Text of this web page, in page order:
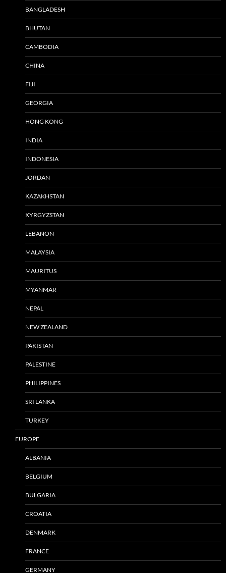
BANGLADESH
BHUTAN
CAMBODIA
CHINA
FIJI
GEORGIA
HONG KONG
INDIA
INDONESIA
JORDAN
KAZAKHSTAN
KYRGYZSTAN
LEBANON
MALAYSIA
MAURITUS
MYANMAR
NEPAL
NEW ZEALAND
PAKISTAN
PALESTINE
PHILIPPINES
SRI LANKA
TURKEY
EUROPE
ALBANIA
BELGIUM
BULGARIA
CROATIA
DENMARK
FRANCE
GERMANY